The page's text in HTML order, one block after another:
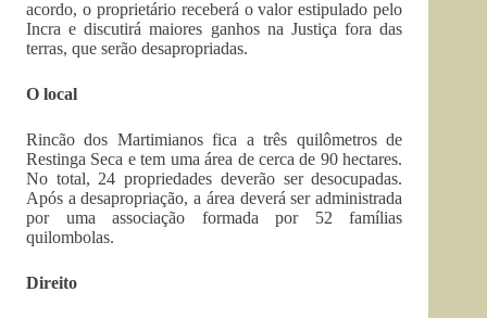
acordo, o proprietário receberá o valor estipulado pelo
Incra e discutirá maiores ganhos na Justiça fora das
terras, que serão desapropriadas.
O local
Rincão dos Martimianos fica a três quilômetros de
Restinga Seca e tem uma área de cerca de 90 hectares.
No total, 24 propriedades deverão ser desocupadas.
Após a desapropriação, a área deverá ser administrada
por uma associação formada por 52 famílias
quilombolas.
Direito